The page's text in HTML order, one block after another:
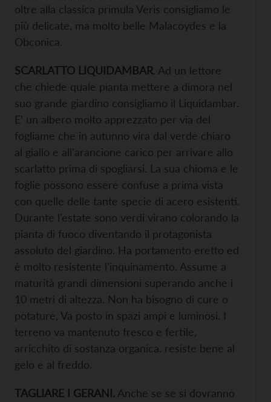
oltre alla classica primula Veris consigliamo le
più delicate, ma molto belle Malacoydes e la
Obconica.
SCARLATTO LIQUIDAMBAR. Ad un lettore
che chiede quale pianta mettere a dimora nel
suo grande giardino consigliamo il Liquidambar.
E’ un albero molto apprezzato per via del
fogliame che in autunno vira dal verde chiaro
al giallo e all’arancione carico per arrivare allo
scarlatto prima di spogliarsi. La sua chioma e le
foglie possono essere confuse a prima vista
con quelle delle tante specie di acero esistenti.
Durante l’estate sono verdi virano colorando la
pianta di fuoco diventando il protagonista
assoluto del giardino. Ha portamento eretto ed
è molto resistente l’inquinamento. Assume a
maturità grandi dimensioni superando anche i
10 metri di altezza. Non ha bisogno di cure o
potature, Va posto in spazi ampi e luminosi. I
terreno va mantenuto fresco e fertile,
arricchito di sostanza organica. resiste bene al
gelo e al freddo.
TAGLIARE I GERANI. Anche se se si dovranno